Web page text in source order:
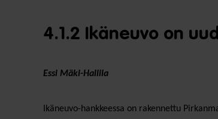
4.1.2 Ikäneuvo on
Essi Mäki-Hallila
Ikäneuvo-hankkeessa on rakennettu